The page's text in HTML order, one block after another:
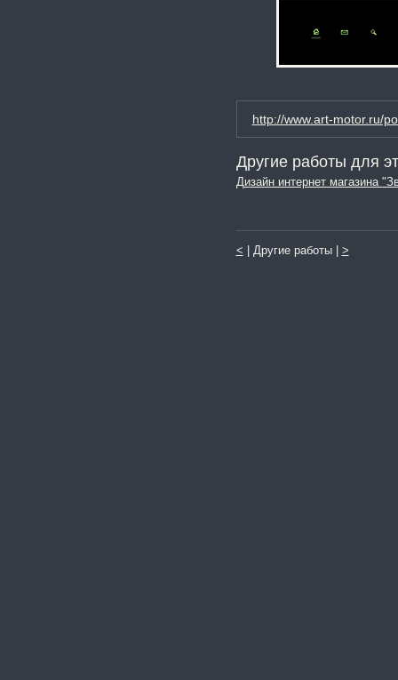
http://www.art-motor.ru/
Другие работы для
Дизайн интернет магазина
< | Другие работы | >